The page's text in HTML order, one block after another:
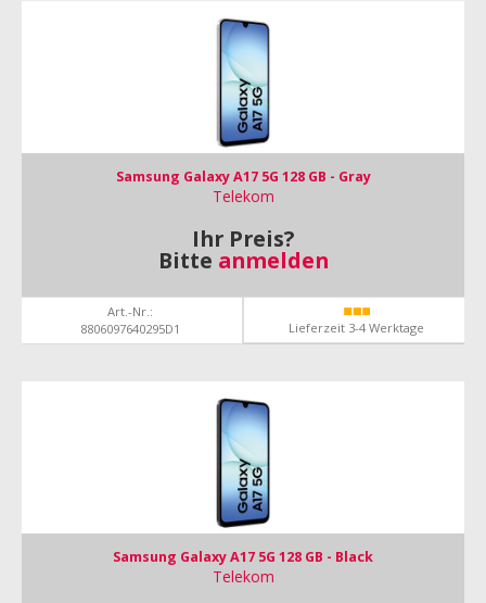
Samsung Galaxy A17 5G 128 GB - Gray
Telekom
Ihr Preis?
Bitte anmelden
Art.-Nr.:
8806097640295D1
Lieferzeit 3-4 Werktage
Samsung Galaxy A17 5G 128 GB - Black
Telekom